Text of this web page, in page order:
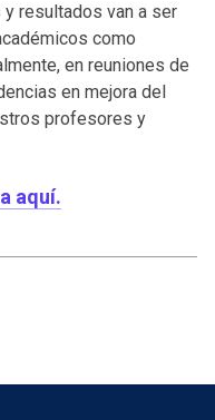
resultados van a ser
como
en reuniones de
en mejora del
profesores y
aquí.